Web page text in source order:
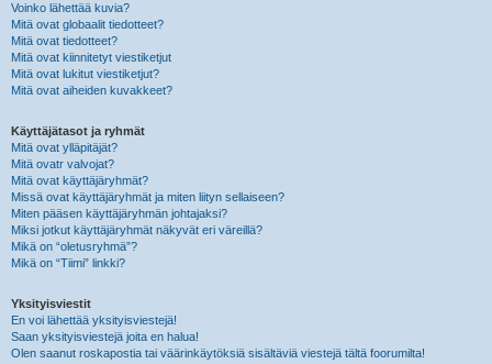
Voinko lähettää kuvia?
Mitä ovat globaalit tiedotteet?
Mitä ovat tiedotteet?
Mitä ovat kiinnitetyt viestiketjut
Mitä ovat lukitut viestiketjut?
Mitä ovat aiheiden kuvakkeet?
Käyttäjätasot ja ryhmät
Mitä ovat ylläpitäjät?
Mitä ovatr valvojat?
Mitä ovat käyttäjäryhmät?
Missä ovat käyttäjäryhmät ja miten liityn sellaiseen?
Miten pääsen käyttäjäryhmän johtajaksi?
Miksi jotkut käyttäjäryhmät näkyvät eri väreillä?
Mikä on “oletusryhmä”?
Mikä on “Tiimi” linkki?
Yksityisviestit
En voi lähettää yksityisviestejä!
Saan yksityisviestejä joita en halua!
Olen saanut roskapostia tai väärinkäytöksiä sisältäviä viestejä tältä foorumilta!